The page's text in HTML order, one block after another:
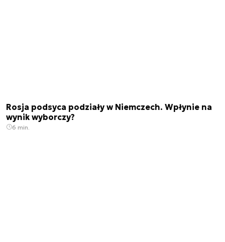
Rosja podsyca podziały w Niemczech. Wpłynie na
wynik wyborczy?
6 min.